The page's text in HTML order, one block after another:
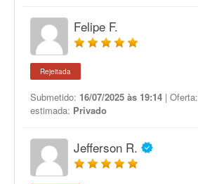
Felipe F.
Rejeitada
Submetido: 16/07/2025 às 19:14 | Oferta:
estimada: Privado
Jefferson R.